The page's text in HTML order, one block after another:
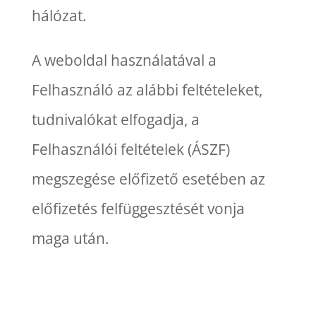
hálózat.
A weboldal használatával a
Felhasználó az alábbi feltételeket,
tudnivalókat elfogadja, a
Felhasználói feltételek (ÁSZF)
megszegése előfizető esetében az
előfizetés felfüggesztését vonja
maga után.